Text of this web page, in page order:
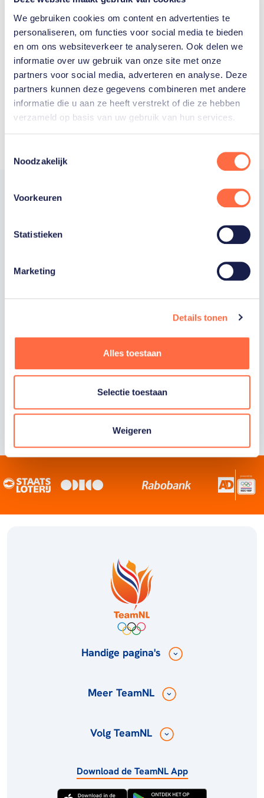
We gebruiken cookies om content en advertenties te
personaliseren, om functies voor social media te bieden
en om ons websiteverkeer te analyseren. Ook delen we
informatie over uw gebruik van onze site met onze
partners voor social media, adverteren en analyse. Deze
partners kunnen deze gegevens combineren met andere
informatie die u aan ze heeft verstrekt of die ze hebben
verzameld op basis van uw gebruik van hun services.
Noodzakelijk
Voorkeuren
Statistieken
Marketing
Details tonen
Alles toestaan
Selectie toestaan
Weigeren
Welke Nederlanders hebben er
ooit meegedaan aan de
Olympische Spelen?
Trotse hoofdsponsor
Staatsloterij is trotse hoofdsponsor van
sportiefste land van de wereld maken.
Handige pagina's
Meer TeamNL
Volg TeamNL
Download de TeamNL App